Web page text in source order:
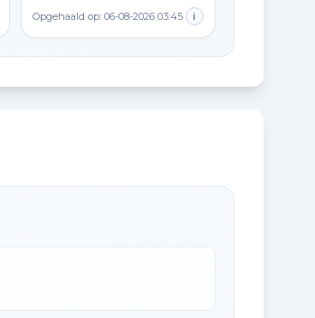
Opgehaald op: 06-08-2026 03:45 i